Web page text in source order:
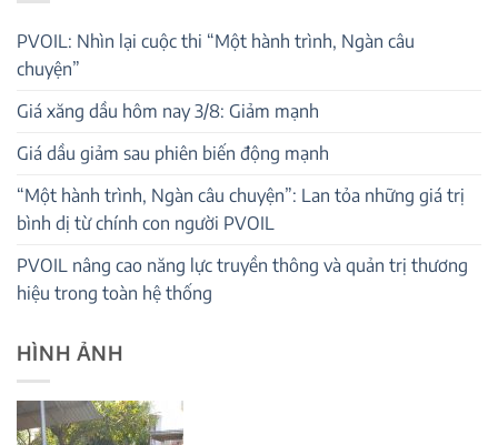
PVOIL: Nhìn lại cuộc thi “Một hành trình, Ngàn câu
chuyện”
Giá xăng dầu hôm nay 3/8: Giảm mạnh
Giá dầu giảm sau phiên biến động mạnh
“Một hành trình, Ngàn câu chuyện”: Lan tỏa những giá trị
bình dị từ chính con người PVOIL
PVOIL nâng cao năng lực truyền thông và quản trị thương
hiệu trong toàn hệ thống
HÌNH ẢNH